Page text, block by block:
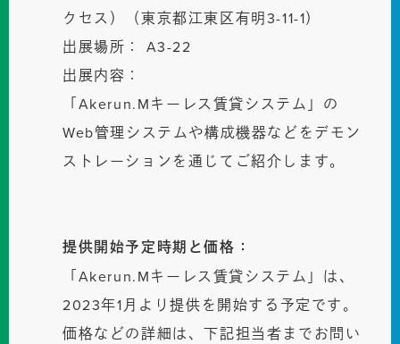
クセス）（東京都江東区有明3-11-1）
出展場所： A3-22
出展内容：
「Akerun.Mキーレス賃貸システム」の
Web管理システムや構成機器などをデモン
ストレーションを通じてご紹介します。
提供開始予定時期と価格：
「Akerun.Mキーレス賃貸システム」は、
2023年1月より提供を開始する予定です。
価格などの詳細は、下記担当者までお問い